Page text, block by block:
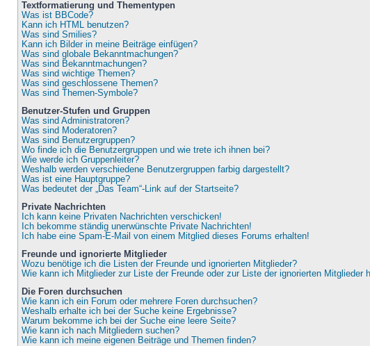
Textformatierung und Thementypen
Was ist BBCode?
Kann ich HTML benutzen?
Was sind Smilies?
Kann ich Bilder in meine Beiträge einfügen?
Was sind globale Bekanntmachungen?
Was sind Bekanntmachungen?
Was sind wichtige Themen?
Was sind geschlossene Themen?
Was sind Themen-Symbole?
Benutzer-Stufen und Gruppen
Was sind Administratoren?
Was sind Moderatoren?
Was sind Benutzergruppen?
Wo finde ich die Benutzergruppen und wie trete ich ihnen bei?
Wie werde ich Gruppenleiter?
Weshalb werden verschiedene Benutzergruppen farbig dargestellt?
Was ist eine Hauptgruppe?
Was bedeutet der „Das Team“-Link auf der Startseite?
Private Nachrichten
Ich kann keine Privaten Nachrichten verschicken!
Ich bekomme ständig unerwünschte Private Nachrichten!
Ich habe eine Spam-E-Mail von einem Mitglied dieses Forums erhalten!
Freunde und ignorierte Mitglieder
Wozu benötige ich die Listen der Freunde und ignorierten Mitglieder?
Wie kann ich Mitglieder zur Liste der Freunde oder zur Liste der ignorierten Mitglieder
Die Foren durchsuchen
Wie kann ich ein Forum oder mehrere Foren durchsuchen?
Weshalb erhalte ich bei der Suche keine Ergebnisse?
Warum bekomme ich bei der Suche eine leere Seite?
Wie kann ich nach Mitgliedern suchen?
Wie kann ich meine eigenen Beiträge und Themen finden?